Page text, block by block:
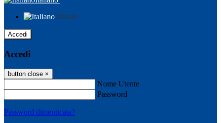
Italiano
Accedi
Accedi
button close ×
Nome Utente
Password
Password dimenticata?